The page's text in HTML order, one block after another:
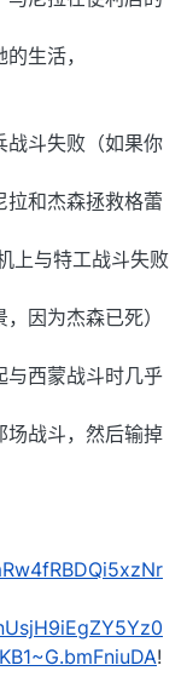
生活，
战斗失败（如果你
拉和杰森拯救格蕾
上与特工战斗失败
因为杰森已死）
与西蒙战斗时几乎
场战斗，然后输掉
!